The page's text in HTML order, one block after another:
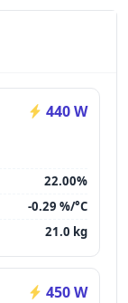
440 W
22.00%
-0.29 %/°C
21.0 kg
450 W